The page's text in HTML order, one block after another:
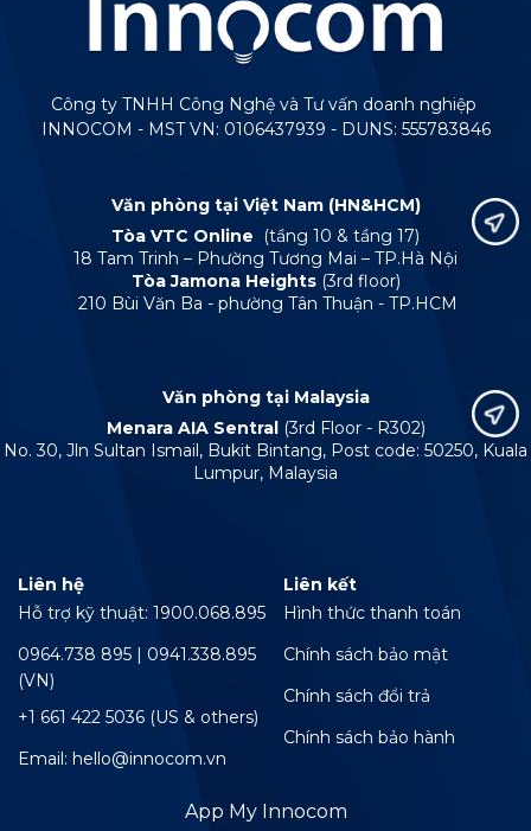
Công ty TNHH Công Nghệ và Tư vấn doanh nghiệp
INNOCOM - MST VN: 0106437939 - DUNS: 555783846
Văn phòng tại Việt Nam (HN&HCM)
Tòa VTC Online
(tầng 10 & tầng 17)
18 Tam Trinh – Phường Tương Mai – TP.Hà Nội
Tòa Jamona Heights (3rd floor)
210 Bùi Văn Ba - phường Tân Thuận - TP.HCM
Văn phòng tại Malaysia
Menara AIA Sentral (3rd Floor - R302)
No. 30, Jln Sultan Ismail, Bukit Bintang, Post code: 50250, Kuala
Lumpur, Malaysia
Liên hệ
Hỗ trợ kỹ thuật: 1900.068.895
0964.738 895 | 0941.338.895
(VN)
+1 661 422 5036 (US & others)
Email: hello@innocom.vn
Liên kết
Hình thức thanh toán
Chính sách bảo mật
Chính sách đổi trả
Chính sách bảo hành
App My Innocom